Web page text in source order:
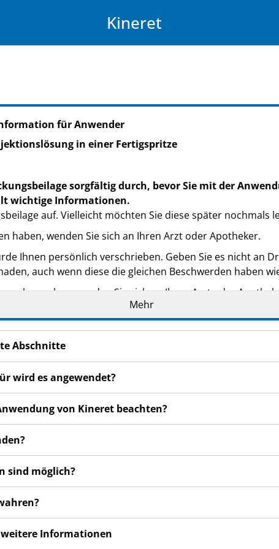
Kineret
für Anwender
in einer Fertigspritze
sorgfältig durch, bevor Sie mit der
wichtige Informationen.
auf. Vielleicht möchten Sie diese später nochmals
haben, wenden Sie sich an Ihren Arzt oder Apotheker.
Ihnen persönlich verschrieben. Geben Sie es nicht an
auch wenn diese die gleichen Beschwerden haben
bemerken, wenden Sie sich an Ihren Arzt oder
in dieser Packungsbeilage angegeben sind. Siehe
Mehr
Abschnitte
wird es angewendet?
von Kineret beachten?
sind möglich?
Informationen